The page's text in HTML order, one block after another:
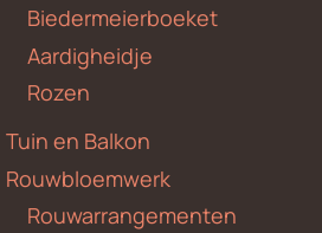
Biedermeierboeket
Aardigheidje
Rozen
Tuin en Balkon
Rouwbloemwerk
Rouwarrangementen